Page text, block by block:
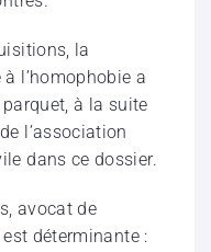
la
l’homophobie a
à la suite
l’association
dans ce dossier.
avocat de
déterminante :